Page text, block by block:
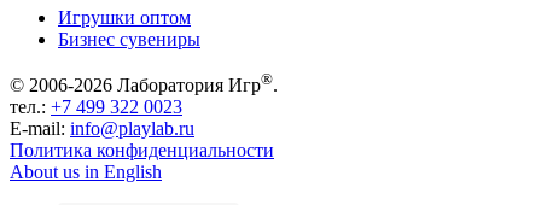
Игрушки оптом
Бизнес сувениры
© 2006-2026 Лаборатория Игр®.
тел.: +7 499 322 0023
E-mail: info@playlab.ru
Политика конфиденциальности
About us in English